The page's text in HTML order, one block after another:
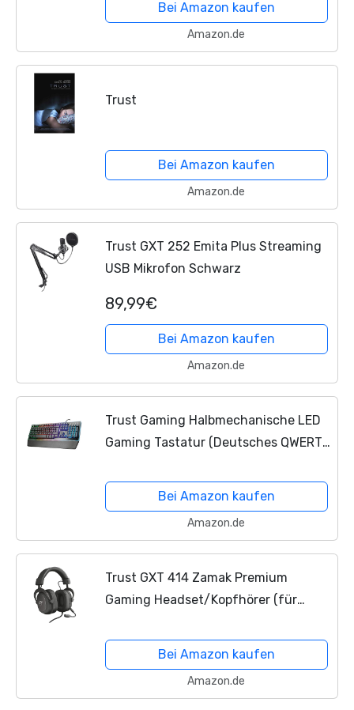
Bei Amazon kaufen
Amazon.de
Trust
Bei Amazon kaufen
Amazon.de
Trust GXT 252 Emita Plus Streaming
USB Mikrofon Schwarz
89,99€
Bei Amazon kaufen
Amazon.de
Trust Gaming Halbmechanische LED
Gaming Tastatur (Deutsches QWERTZ
Ghosting) schwarz
Bei Amazon kaufen
Amazon.de
Trust GXT 414 Zamak Premium
Gaming Headset/Kopfhörer (für
Nintendo Switch) Schwarz
Bei Amazon kaufen
Amazon.de